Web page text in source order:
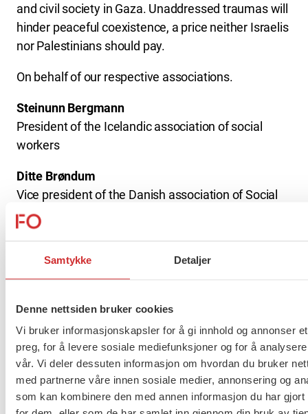
Samtykke Detaljer
Denne nettsiden bruker cookies
Vi bruker informasjonskapsler for å gi innhold og annonser
preg, for å levere sosiale mediefunksjoner og for å
vår. Vi deler dessuten informasjon om hvordan du bruker
med partnerne våre innen sosiale medier, annonsering og
som kan kombinere den med annen informasjon du har gjort
and civil society in Gaza. Unaddressed traumas will
hinder peaceful coexistence, a price neither Israelis
nor Palestinians should pay.
On behalf of our respective associations.
Steinunn Bergmann
President of the Icelandic association of social
workers
Ditte Brøndum
Vice president of the Danish association of Social
Workers
Speaker of the Swedish Association of Social
Workers
Lisbeth B. Grandalen
Vice president of the Norwegian Association of
Social Workers
Jenni Karsio
President of Talentia the Finnish Association of